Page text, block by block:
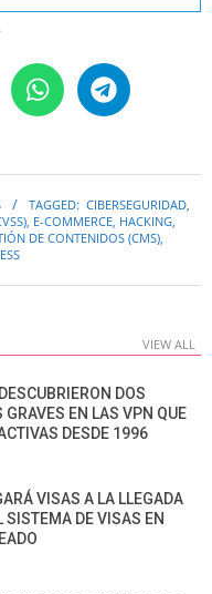
TAGGED: CIBERSEGURIDAD,
, E-COMMERCE, HACKING,
DE CONTENIDOS (CMS),
VIEW ALL
DOS
EN LAS VPN QUE
DESDE 1996
VISAS A LA LLEGADA
SISTEMA DE VISAS EN